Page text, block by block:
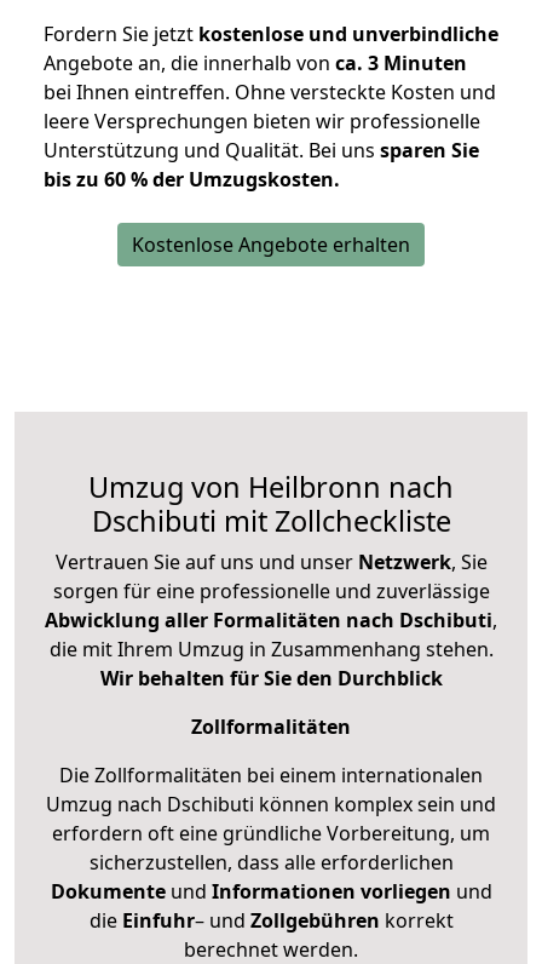
Fordern Sie jetzt kostenlose und unverbindliche
Angebote an, die innerhalb von ca. 3 Minuten
bei Ihnen eintreffen. Ohne versteckte Kosten und
leere Versprechungen bieten wir professionelle
Unterstützung und Qualität. Bei uns sparen Sie
bis zu 60 % der Umzugskosten.
Kostenlose Angebote erhalten
Umzug von Heilbronn nach
Dschibuti mit Zollcheckliste
Vertrauen Sie auf uns und unser Netzwerk, Sie
sorgen für eine professionelle und zuverlässige
Abwicklung aller Formalitäten nach Dschibuti,
die mit Ihrem Umzug in Zusammenhang stehen.
Wir behalten für Sie den Durchblick
Zollformalitäten
Die Zollformalitäten bei einem internationalen
Umzug nach Dschibuti können komplex sein und
erfordern oft eine gründliche Vorbereitung, um
sicherzustellen, dass alle erforderlichen
Dokumenteund Informationen vorliegen und
die Einfuhr– und Zollgebühren korrekt
berechnet werden.